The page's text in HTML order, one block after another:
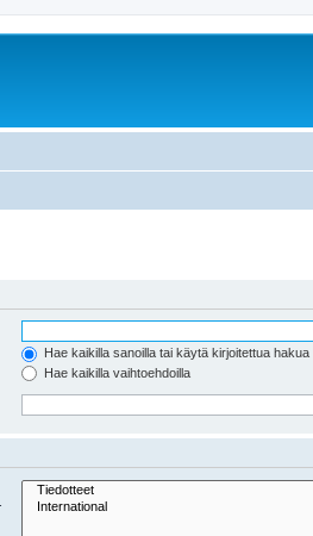
Hae kaikilla sanoilla tai käytä kirjoitettua hakua
Hae kaikilla vaihtoehdoilla